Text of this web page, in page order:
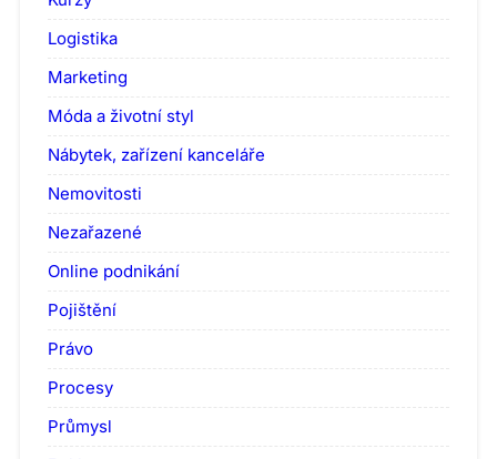
Logistika
Marketing
Móda a životní styl
Nábytek, zařízení kanceláře
Nemovitosti
Nezařazené
Online podnikání
Pojištění
Právo
Procesy
Průmysl